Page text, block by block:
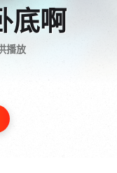
底啊
播放